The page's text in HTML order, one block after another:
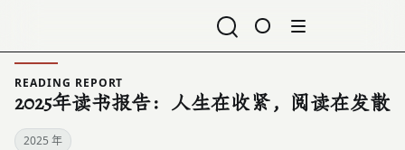
READING REPORT
2025年读书报告：人生在收紧，阅读在发散
2025 年